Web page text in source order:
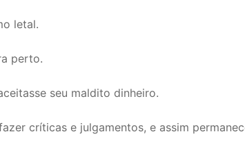
letal.
perto.
seu maldito dinheiro.
críticas e julgamentos, e assim